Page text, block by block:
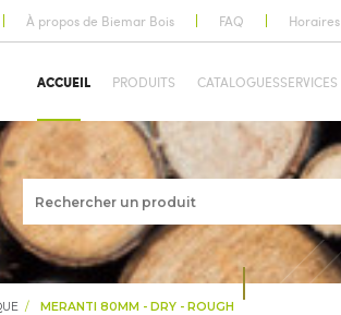
À propos de Biemar Bois FAQ Horaires
ACCUEIL PRODUITS CATALOGUESSERVICES
MERANTI 80MM - DRY - ROUGH